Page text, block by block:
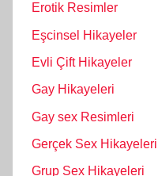
Erotik Resimler
Eşcinsel Hikayeler
Evli Çift Hikayeler
Gay Hikayeleri
Gay sex Resimleri
Gerçek Sex Hikayeleri
Grup Sex Hikayeleri